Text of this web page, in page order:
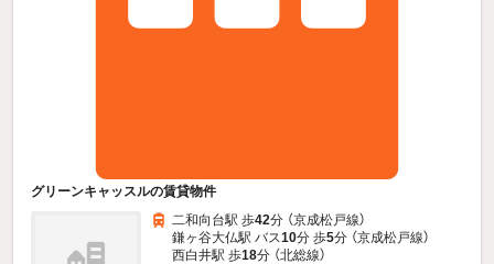
グリーンキャッスルの賃貸物件
二和向台駅 歩42分 （京成松戸線）
鎌ヶ谷大仏駅 バス10分 歩5分 （京成松戸線）
西白井駅 歩18分 （北総線）